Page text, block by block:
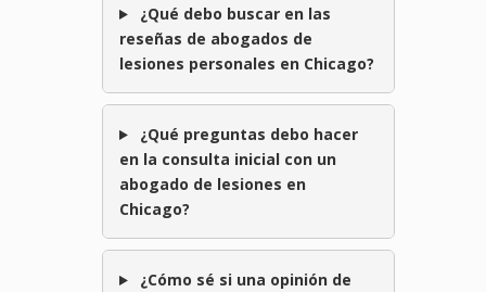
¿Qué debo buscar en las
reseñas de abogados de
lesiones personales en Chicago?
¿Qué preguntas debo hacer
en la consulta inicial con un
abogado de lesiones en
Chicago?
¿Cómo sé si una opinión de